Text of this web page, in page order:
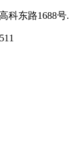
科东路1688号.